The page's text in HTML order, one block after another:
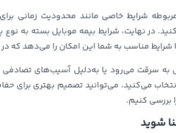
شرایط خاصی مانند محدودیت زمانی
در نهایت، شرایط بیمه موبایل بسته به
شرایط مناسب به شما این امکان را می‌دهد که در
سرقت می‌رود یا به‌دلیل آسیب‌های
می‌کنید، می‌توانید تصمیم بهتری برای
بررسی کنیم.
شوید